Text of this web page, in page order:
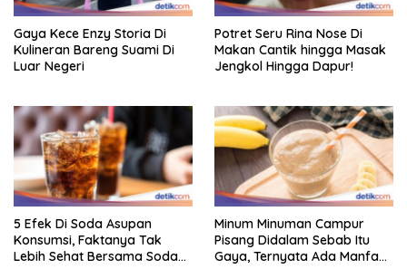
Gaya Kece Enzy Storia Di
Kulineran Bareng Suami Di
Luar Negeri
Potret Seru Rina Nose Di
Makan Cantik hingga Masak
Jengkol Hingga Dapur!
5 Efek Di Soda Asupan
Konsumsi, Faktanya Tak
Lebih Sehat Bersama Soda
Minum Minuman Campur
Pisang Didalam Sebab Itu
Gaya, Ternyata Ada Manfaat